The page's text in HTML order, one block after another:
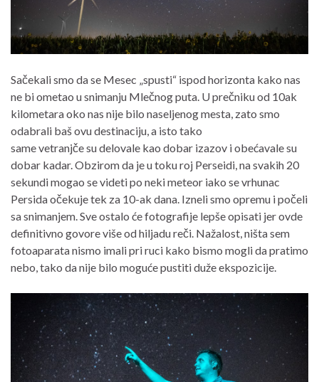
Sačekali smo da se Mesec „spusti“ ispod horizonta kako nas
ne bi ometao u snimanju Mlečnog puta. U prečniku od 10ak
kilometara oko nas nije bilo naseljenog mesta, zato smo
odabrali baš ovu destinaciju, a isto tako
same vetranjče su delovale kao dobar izazov i obećavale su
dobar kadar. Obzirom da je u toku roj Perseidi, na svakih 20
sekundi mogao se videti po neki meteor iako se vrhunac
Persida očekuje tek za 10-ak dana. Izneli smo opremu i počeli
sa snimanjem. Sve ostalo će fotografije lepše opisati jer ovde
definitivno govore više od hiljadu reči. Nažalost, ništa sem
fotoaparata nismo imali pri ruci kako bismo mogli da pratimo
nebo, tako da nije bilo moguće pustiti duže ekspozicije.